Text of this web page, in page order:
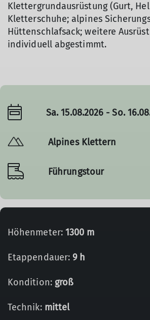
Klettergrundausrüstung (Gurt,
Kletterschuhe; alpines
Hüttenschlafsack; weitere
individuell abgestimmt.
Sa. 15.08.2026 - So.
Alpines Klettern
Führungstour
Höhenmeter: 1300 m
Etappendauer:9 h
Kondition: groß
Technik: mittel